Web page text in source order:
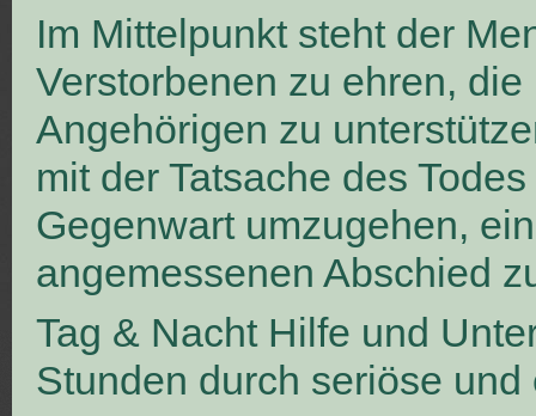
Im Mittelpunkt steht der
Verstorbenen zu ehren, die
Angehörigen zu
mit der Tatsache des
Gegenwart umzugehen,
angemessenen Abschied
Tag & Nacht Hilfe und
Stunden durch seriöse